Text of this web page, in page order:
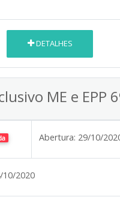
DETALHES
ME e EPP
Abertura: 29/10/
10/2020